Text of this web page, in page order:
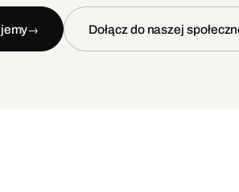
→ Dołącz do naszej